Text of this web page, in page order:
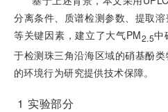
分离条件、质谱检测参数、提取
等关键因素，建立了大气PM2.5中
于检测珠三角沿海区域的硝基酚
的环境行为研究提供技术保障。
1 实验部分